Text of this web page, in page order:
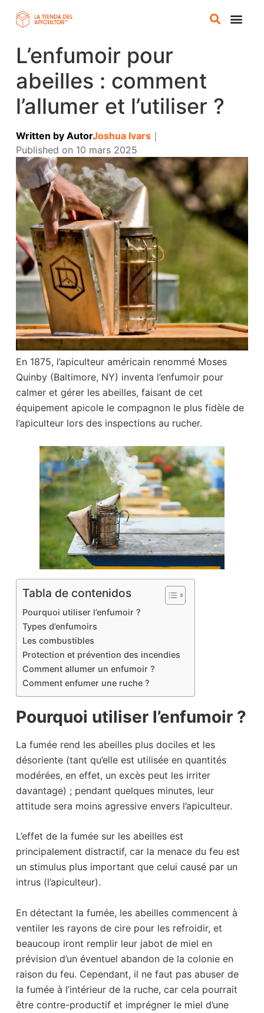
L’enfumoir pour
abeilles : comment
l’allumer et l’utiliser ?
Written by AutorJoshua Ivars｜
Published on 10 mars 2025
En 1875, l’apiculteur américain renommé Moses
Quinby (Baltimore, NY) inventa l’enfumoir pour
calmer et gérer les abeilles, faisant de cet
équipement apicole le compagnon le plus fidèle de
l’apiculteur lors des inspections au rucher.
Tabla de contenidos
Pourquoi utiliser l’enfumoir ?
Types d’enfumoirs
Les combustibles
Protection et prévention des incendies
Comment allumer un enfumoir ?
Comment enfumer une ruche ?
Pourquoi utiliser l’enfumoir ?
La fumée rend les abeilles plus dociles et les
désoriente (tant qu’elle est utilisée en quantités
modérées, en effet, un excès peut les irriter
davantage) ; pendant quelques minutes, leur
attitude sera moins agressive envers l’apiculteur.
L’effet de la fumée sur les abeilles est
principalement distractif, car la menace du feu est
un stimulus plus important que celui causé par un
intrus (l’apiculteur).
En détectant la fumée, les abeilles commencent à
ventiler les rayons de cire pour les refroidir, et
beaucoup iront remplir leur jabot de miel en
prévision d’un éventuel abandon de la colonie en
raison du feu. Cependant, il ne faut pas abuser de
la fumée à l’intérieur de la ruche, car cela pourrait
être contre-productif et imprégner le miel d’une